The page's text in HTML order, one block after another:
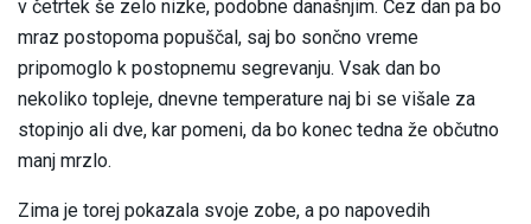
v četrtek še zelo nizke, podobne današnjim. Čez dan pa bo
mraz postopoma popuščal, saj bo sončno vreme
pripomoglo k postopnemu segrevanju. Vsak dan bo
nekoliko topleje, dnevne temperature naj bi se višale za
stopinjo ali dve, kar pomeni, da bo konec tedna že občutno
manj mrzlo.
Zima je torej pokazala svoje zobe, a po napovedih